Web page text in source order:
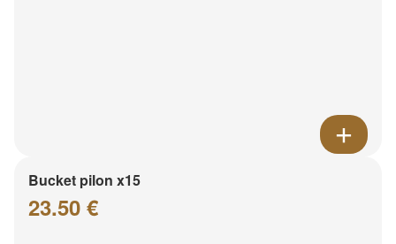
Bucket pilon x15
23.50 €